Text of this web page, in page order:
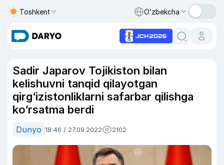
Toshkent O‘zbekcha
Sadir Japarov Tojikiston bilan
kelishuvni tanqid qilayotgan
qirg‘izistonliklarni safarbar qilishga
ko‘rsatma berdi
Dunyo 18:46 / 27.09.2022 2102